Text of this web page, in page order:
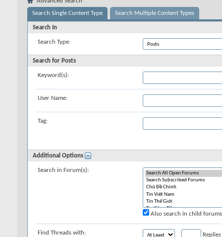
Search Single Content Type
Search Multiple Content Types
Search In
Search Type:
Search for Posts
Keyword(s):
User Name:
Tag:
Additional Options
Search in Forum(s):
Also search in child forums
Find Threads with: Replies